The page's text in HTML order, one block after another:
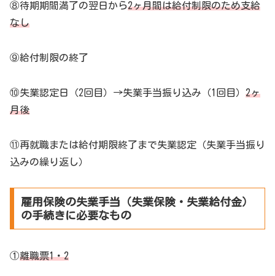
⑧待期期間満了の翌日から2ヶ月間は給付制限のため支給
なし
⑨給付制限の終了
⑩失業認定日（2回目）→失業手当振り込み（1回目） 2ヶ
月後
⑪再就職または給付期限終了まで失業認定（失業手当振り
込みの繰り返し）
雇用保険の失業手当（失業保険・失業給付金）
の手続きに必要なもの
①離職票1・2